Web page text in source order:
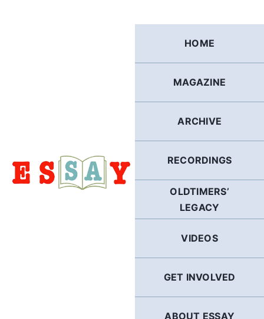
HOME
MAGAZINE
ARCHIVE
RECORDINGS
OLDTIMERS’
LEGACY
VIDEOS
GET INVOLVED
ABOUT ESSAY